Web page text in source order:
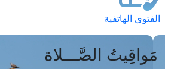
الفتوى الهاتفية
مَواقِيتُ الصَّـــلاة